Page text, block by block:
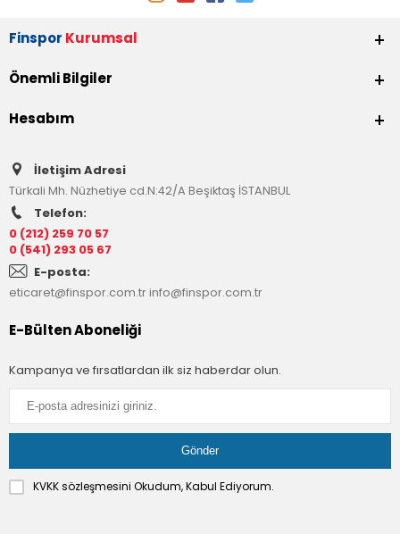
Finspor Kurumsal
Önemli Bilgiler
Hesabım
İletişim Adresi
Türkali Mh. Nüzhetiye cd.N:42/A Beşiktaş İSTANBUL
Telefon:
0 (212) 259 70 57
0 (541) 293 05 67
E-posta:
eticaret@finspor.com.trinfo@finspor.com.tr
E-Bülten Aboneliği
Kampanya ve fırsatlardan ilk siz haberdar olun.
KVKK sözleşmesini Okudum, Kabul Ediyorum.